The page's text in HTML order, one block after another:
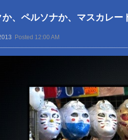
か、ペルソナか、マスカレ
Posted 12:00 AM